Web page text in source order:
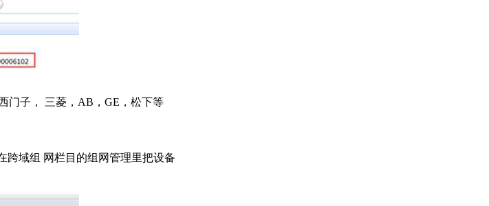
门子， 三菱，AB，GE，松下等
跨域组 网栏目的组网管理里把设备